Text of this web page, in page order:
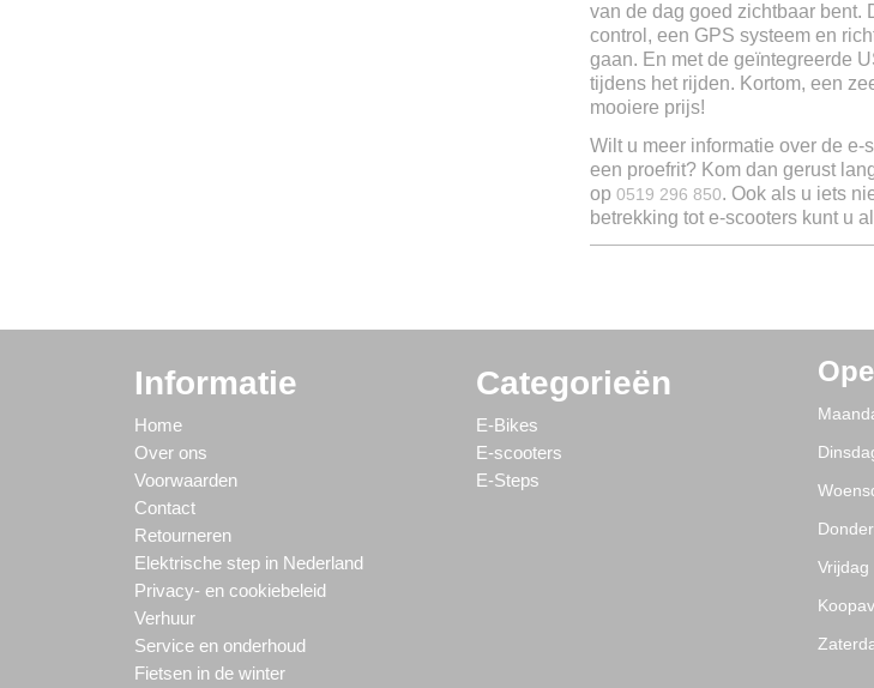
van de dag goed zichtbaar bent.
control, een GPS systeem en
gaan. En met de geïntegreerde
tijdens het rijden. Kortom, een
mooiere prijs!
Wilt u meer informatie over de
een proefrit? Kom dan gerust
op 0519 296 850. Ook als u iets
betrekking tot e-scooters kunt u
Informatie
Home
Over ons
Voorwaarden
Contact
Retourneren
Elektrische step in Nederland
Privacy- en cookiebeleid
Verhuur
Service en onderhoud
Fietsen in de winter
Categorieën
E-Bikes
E-scooters
E-Steps